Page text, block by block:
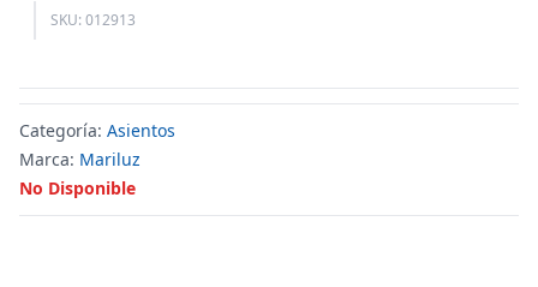
SKU: 012913
Categoría: Asientos
Marca: Mariluz
No Disponible